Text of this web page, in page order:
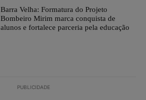
Barra Velha: Formatura do Projeto
Bombeiro Mirim marca conquista de
alunos e fortalece parceria pela educação
PUBLICIDADE